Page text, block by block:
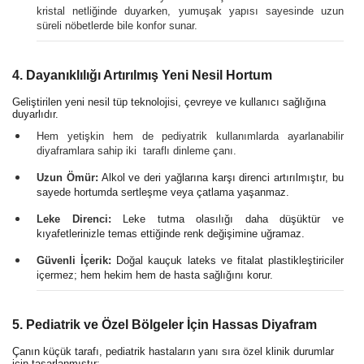
kristal netliğinde duyarken, yumuşak yapısı sayesinde uzun
süreli nöbetlerde bile konfor sunar.
4. Dayanıklılığı Artırılmış Yeni Nesil Hortum
Geliştirilen yeni nesil tüp teknolojisi, çevreye ve kullanıcı sağlığına
duyarlıdır.
Hem yetişkin hem de pediyatrik kullanımlarda ayarlanabilir
diyaframlara sahip iki taraflı dinleme çanı.
Uzun Ömür: Alkol ve deri yağlarına karşı direnci artırılmıştır, bu
sayede hortumda sertleşme veya çatlama yaşanmaz.
Leke Direnci: Leke tutma olasılığı daha düşüktür ve
kıyafetlerinizle temas ettiğinde renk değişimine uğramaz.
Güvenli İçerik: Doğal kauçuk lateks ve fitalat plastikleştiriciler
içermez; hem hekim hem de hasta sağlığını korur.
5. Pediatrik ve Özel Bölgeler İçin Hassas Diyafram
Çanın küçük tarafı, pediatrik hastaların yanı sıra özel klinik durumlar